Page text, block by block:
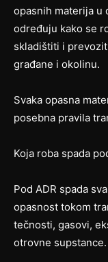
opasnih materija u
određuju kako se
skladištiti i
građane i okolinu.
Svaka opasna
posebna pravila
Koja roba spada
Pod ADR spada
opasnost tokom
tečnosti, gasovi,
otrovne supstance.